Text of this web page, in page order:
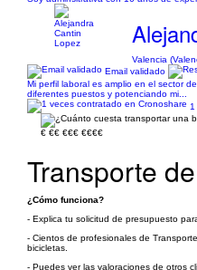
Valencia
Email validado
Mi perfil laboral es amplio en el sector
diferentes puestos y potenciando mi...
€ €€ €€€ €€€€
Transporte
¿Cómo funciona?
- Explica tu solicitud de presupuesto
- Cientos de profesionales de
bicicletas.
- Puedes ver las valoraciones de otros